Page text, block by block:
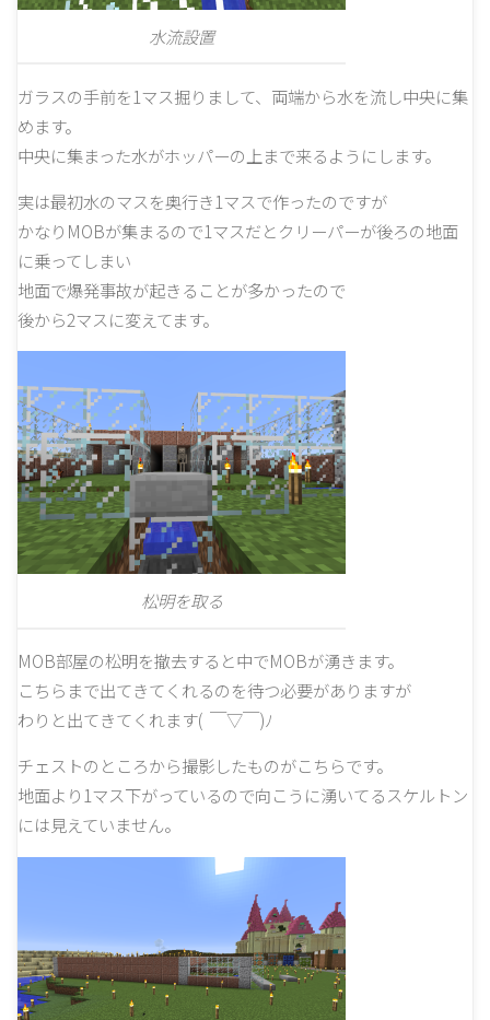
水流設置
ガラスの手前を1マス掘りまして、両端から水を流し中央に集
めます。
中央に集まった水がホッパーの上まで来るようにします。
実は最初水のマスを奥行き1マスで作ったのですが
かなりMOBが集まるので1マスだとクリーパーが後ろの地面
に乗ってしまい
地面で爆発事故が起きることが多かったので
後から2マスに変えてます。
松明を取る
MOB部屋の松明を撤去すると中でMOBが湧きます。
こちらまで出てきてくれるのを待つ必要がありますが
わりと出てきてくれます( ￣▽￣)ﾉ
チェストのところから撮影したものがこちらです。
地面より1マス下がっているので向こうに湧いてるスケルトン
には見えていません。